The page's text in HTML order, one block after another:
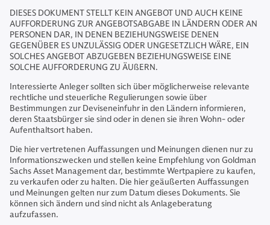
DIESES DOKUMENT STELLT KEIN ANGEBOT UND AUCH KEINE
AUFFORDERUNG ZUR ANGEBOTSABGABE IN LÄNDERN ODER AN
PERSONEN DAR, IN DENEN BEZIEHUNGSWEISE DENEN
GEGENÜBER ES UNZULÄSSIG ODER UNGESETZLICH WÄRE, EIN
SOLCHES ANGEBOT ABZUGEBEN BEZIEHUNGSWEISE EINE
SOLCHE AUFFORDERUNG ZU ÄUßERN.
Interessierte Anleger sollten sich über möglicherweise relevante
rechtliche und steuerliche Regulierungen sowie über
Bestimmungen zur Deviseneinfuhr in den Ländern informieren,
deren Staatsbürger sie sind oder in denen sie ihren Wohn- oder
Aufenthaltsort haben.
Die hier vertretenen Auffassungen und Meinungen dienen nur zu
Informationszwecken und stellen keine Empfehlung von Goldman
Sachs Asset Management dar, bestimmte Wertpapiere zu kaufen,
zu verkaufen oder zu halten. Die hier geäußerten Auffassungen
und Meinungen gelten nur zum Datum dieses Dokuments. Sie
können sich ändern und sind nicht als Anlageberatung
aufzufassen.